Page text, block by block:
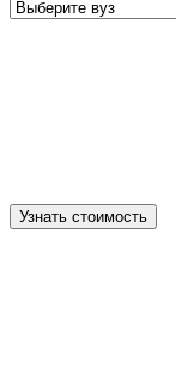
Узнать стоимость